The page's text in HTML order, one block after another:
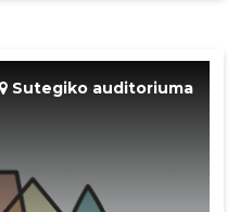
Sutegiko auditoriuma